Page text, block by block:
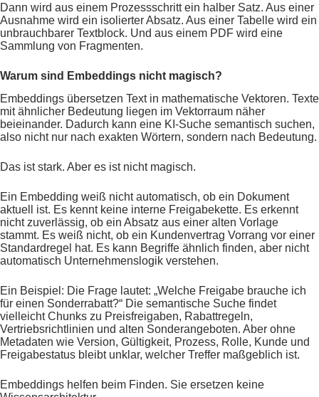
Dann wird aus einem Prozessschritt ein halber Satz. Aus einer
Ausnahme wird ein isolierter Absatz. Aus einer Tabelle wird ein
unbrauchbarer Textblock. Und aus einem PDF wird eine
Sammlung von Fragmenten.
Warum sind Embeddings nicht magisch?
Embeddings übersetzen Text in mathematische Vektoren. Texte
mit ähnlicher Bedeutung liegen im Vektorraum näher
beieinander. Dadurch kann eine KI-Suche semantisch suchen,
also nicht nur nach exakten Wörtern, sondern nach Bedeutung.
Das ist stark. Aber es ist nicht magisch.
Ein Embedding weiß nicht automatisch, ob ein Dokument
aktuell ist. Es kennt keine interne Freigabekette. Es erkennt
nicht zuverlässig, ob ein Absatz aus einer alten Vorlage
stammt. Es weiß nicht, ob ein Kundenvertrag Vorrang vor einer
Standardregel hat. Es kann Begriffe ähnlich finden, aber nicht
automatisch Unternehmenslogik verstehen.
Ein Beispiel: Die Frage lautet: „Welche Freigabe brauche ich
für einen Sonderrabatt?“ Die semantische Suche findet
vielleicht Chunks zu Preisfreigaben, Rabattregeln,
Vertriebsrichtlinien und alten Sonderangeboten. Aber ohne
Metadaten wie Version, Gültigkeit, Prozess, Rolle, Kunde und
Freigabestatus bleibt unklar, welcher Treffer maßgeblich ist.
Embeddings helfen beim Finden. Sie ersetzen keine